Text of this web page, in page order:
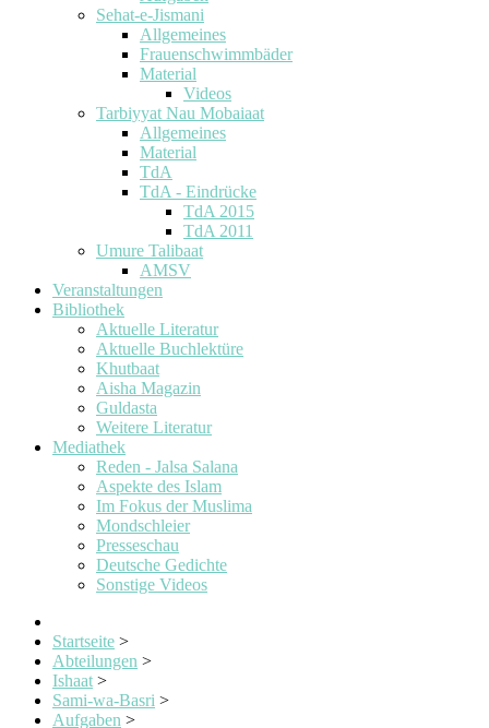
Sehat-e-Jismani
Allgemeines
Frauenschwimmbäder
Material
Videos
Tarbiyyat Nau Mobaiaat
Allgemeines
Material
TdA
TdA - Eindrücke
TdA 2015
TdA 2011
Umure Talibaat
AMSV
Veranstaltungen
Bibliothek
Aktuelle Literatur
Aktuelle Buchlektüre
Khutbaat
Aisha Magazin
Guldasta
Weitere Literatur
Mediathek
Reden - Jalsa Salana
Aspekte des Islam
Im Fokus der Muslima
Mondschleier
Presseschau
Deutsche Gedichte
Sonstige Videos
Startseite >
Abteilungen >
Ishaat >
Sami-wa-Basri >
Aufgaben >